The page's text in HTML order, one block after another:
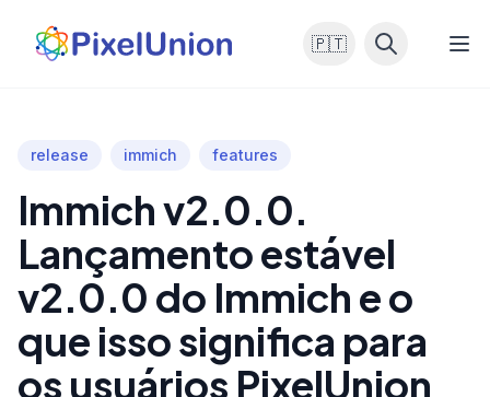
🇵🇹
release immich features
Immich v2.0.0.
Lançamento estável
v2.0.0 do Immich e o
que isso significa para
os usuários PixelUnion